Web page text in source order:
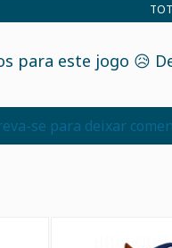
para este jogo 😥
se para deixar